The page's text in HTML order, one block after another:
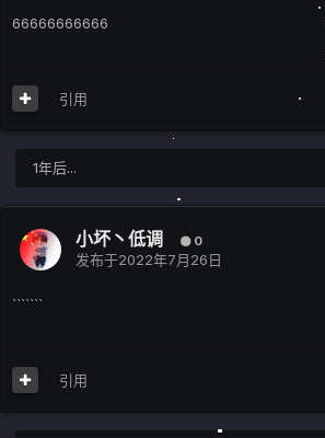
66666666666
引用
1年后...
小坏丶低调 0
发布于2022年7月26日
```````
引用